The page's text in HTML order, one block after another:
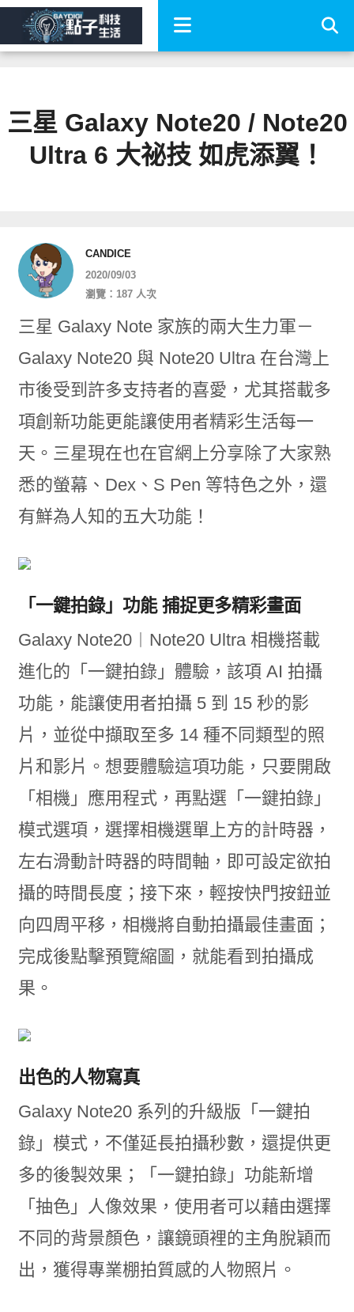
三星 Galaxy Note20 / Note20
Ultra 6 大祕技 如虎添翼！
CANDICE
2020/09/03
瀏覽：187 人次
三星 Galaxy Note 家族的兩大生力軍－
Galaxy Note20 與 Note20 Ultra 在台灣上
市後受到許多支持者的喜愛，尤其搭載多
項創新功能更能讓使用者精彩生活每一
天。三星現在也在官網上分享除了大家熟
悉的螢幕、Dex、S Pen 等特色之外，還
有鮮為人知的五大功能！
「一鍵拍錄」功能 捕捉更多精彩畫面
Galaxy Note20︱Note20 Ultra 相機搭載
進化的「一鍵拍錄」體驗，該項 AI 拍攝
功能，能讓使用者拍攝 5 到 15 秒的影
片，並從中擷取至多 14 種不同類型的照
片和影片。想要體驗這項功能，只要開啟
「相機」應用程式，再點選「一鍵拍錄」
模式選項，選擇相機選單上方的計時器，
左右滑動計時器的時間軸，即可設定欲拍
攝的時間長度；接下來，輕按快門按鈕並
向四周平移，相機將自動拍攝最佳畫面；
完成後點擊預覽縮圖，就能看到拍攝成
果。
出色的人物寫真
Galaxy Note20 系列的升級版「一鍵拍
錄」模式，不僅延長拍攝秒數，還提供更
多的後製效果；「一鍵拍錄」功能新增
「抽色」人像效果，使用者可以藉由選擇
不同的背景顏色，讓鏡頭裡的主角脫穎而
出，獲得專業棚拍質感的人物照片。